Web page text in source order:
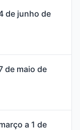
de junho de
de maio de
a 1 de